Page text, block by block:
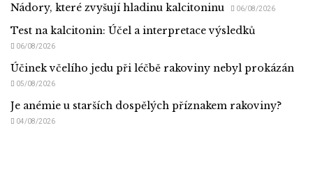
Nádory, které zvyšují hladinu kalcitoninu 06/08/2026
Test na kalcitonin: Účel a interpretace výsledků
06/08/2026
Účinek včelího jedu při léčbě rakoviny nebyl prokázán
05/08/2026
Je anémie u starších dospělých příznakem rakoviny?
04/08/2026